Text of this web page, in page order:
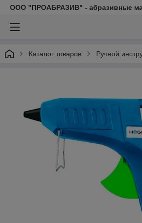
ООО "ПРОАБРАЗИВ" - абразивные
Каталог товаров Ручной